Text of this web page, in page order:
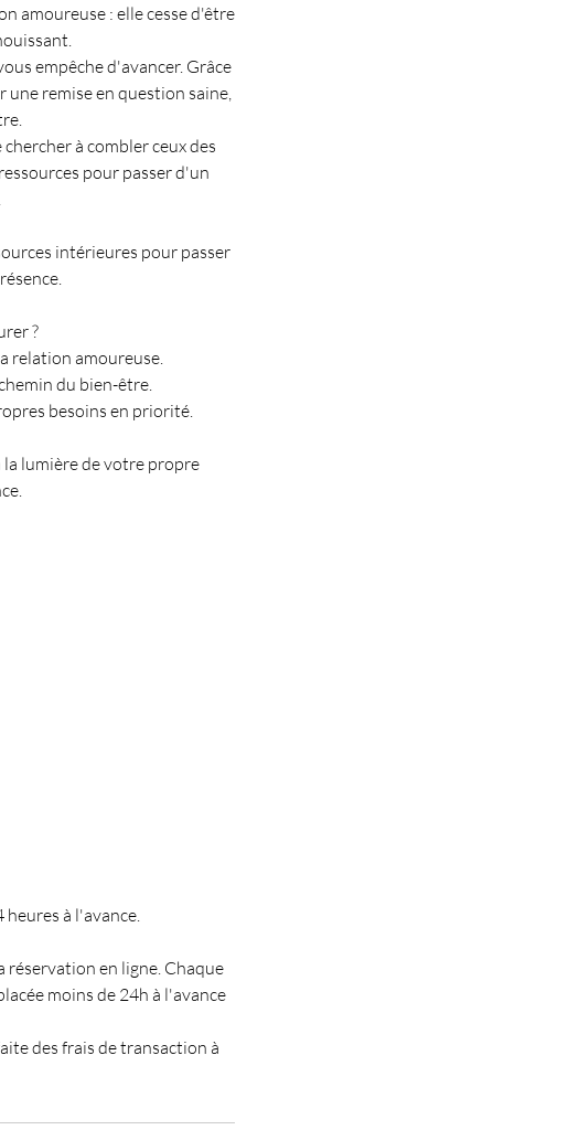
amoureuse : elle cesse d'être
empêche d'avancer. Grâce
remise en question saine,
à combler ceux des
pour passer d'un
intérieures pour passer
?
relation amoureuse.
du bien-être.
besoins en priorité.
la lumière de votre propre
à l'avance.
réservation en ligne. Chaque
moins de 24h à l'avance
des frais de transaction à